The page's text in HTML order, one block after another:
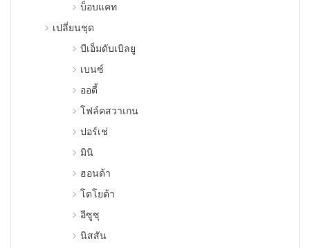
บ็อบแคท
เปลี่ยนชุด
บีเอ็มดับเบิลยู
เบนซ์
ออดี้
โฟล์คสวาเกน
ปอร์เช่
มินิ
ฮอนด้า
โตโยต้า
อีซูซุ
นิสสัน